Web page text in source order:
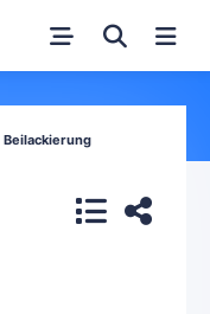
Beilackierung